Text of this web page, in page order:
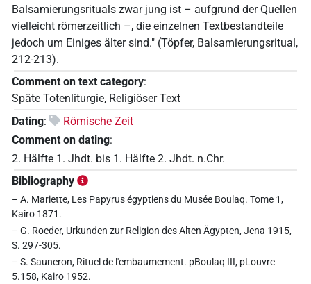
Balsamierungsrituals zwar jung ist – aufgrund der Quellen
vielleicht römerzeitlich –, die einzelnen Textbestandteile
jedoch um Einiges älter sind." (Töpfer, Balsamierungsritual,
212-213).
Comment on text category:
Späte Totenliturgie, Religiöser Text
Dating:
Römische Zeit
Comment on dating:
2. Hälfte 1. Jhdt. bis 1. Hälfte 2. Jhdt. n.Chr.
Bibliography
– A. Mariette, Les Papyrus égyptiens du Musée Boulaq. Tome 1,
Kairo 1871.
– G. Roeder, Urkunden zur Religion des Alten Ägypten, Jena 1915,
S. 297-305.
– S. Sauneron, Rituel de l'embaumement. pBoulaq III, pLouvre
5.158, Kairo 1952.